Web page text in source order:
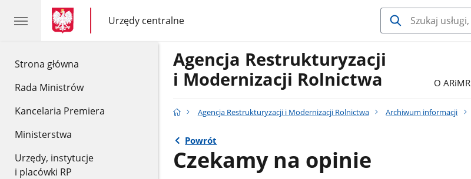
Strona główna
Rada Ministrów
Kancelaria Premiera
Ministerstwa
Urzędy, instytucje
i placówki RP
gov.pl
gov.pl
Urzędy centralne
gov.pl
Urzędy
centralne
Agencja Restrukturyzacji
i Modernizacji Rolnictwa
O ARiMR
Agencja Restrukturyzacji i Modernizacji Rolnictwa Archiwum informacji
Powrót
Czekamy na opinie